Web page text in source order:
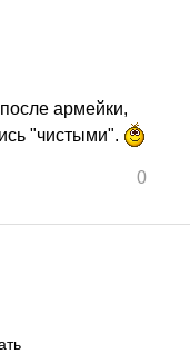
армейки,
"чистыми".
0